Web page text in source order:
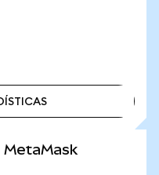
MetaMask